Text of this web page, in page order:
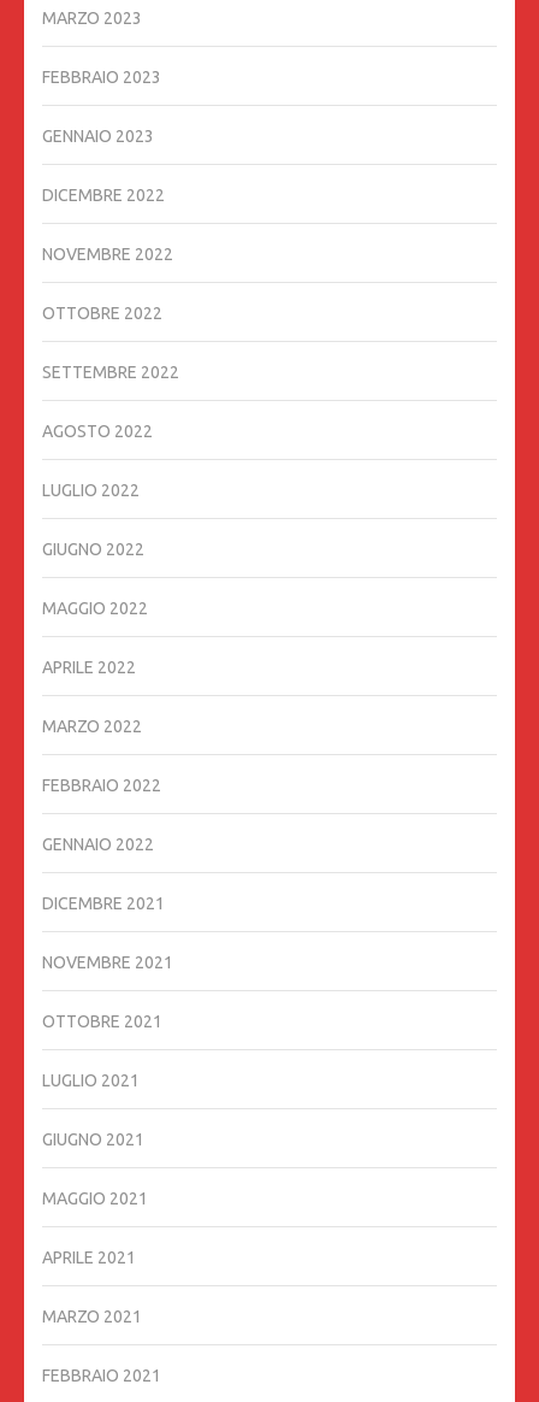
MARZO 2023
FEBBRAIO 2023
GENNAIO 2023
DICEMBRE 2022
NOVEMBRE 2022
OTTOBRE 2022
SETTEMBRE 2022
AGOSTO 2022
LUGLIO 2022
GIUGNO 2022
MAGGIO 2022
APRILE 2022
MARZO 2022
FEBBRAIO 2022
GENNAIO 2022
DICEMBRE 2021
NOVEMBRE 2021
OTTOBRE 2021
LUGLIO 2021
GIUGNO 2021
MAGGIO 2021
APRILE 2021
MARZO 2021
FEBBRAIO 2021